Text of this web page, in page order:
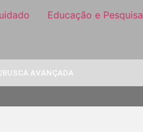
Educação e Pesquisa
BUSCA AVANÇADA